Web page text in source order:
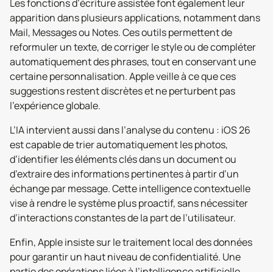
Les fonctions d’écriture assistée font également leur
apparition dans plusieurs applications, notamment dans
Mail, Messages ou Notes. Ces outils permettent de
reformuler un texte, de corriger le style ou de compléter
automatiquement des phrases, tout en conservant une
certaine personnalisation. Apple veille à ce que ces
suggestions restent discrètes et ne perturbent pas
l’expérience globale.
L’IA intervient aussi dans l’analyse du contenu : iOS 26
est capable de trier automatiquement les photos,
d’identifier les éléments clés dans un document ou
d’extraire des informations pertinentes à partir d’un
échange par message. Cette intelligence contextuelle
vise à rendre le système plus proactif, sans nécessiter
d’interactions constantes de la part de l’utilisateur.
Enfin, Apple insiste sur le traitement local des données
pour garantir un haut niveau de confidentialité. Une